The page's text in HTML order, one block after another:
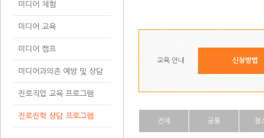
미디어 체험
미디어 교육
미디어 캠프
미디어과의존 예방 및 상담
진로직업 교육 프로그램
진로진학 상담 프로그램
교육 안내 신청방법
전체 공통 청